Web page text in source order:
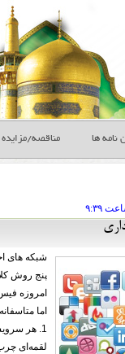
نامه ها مناقصه/مزایده
۹:۳۹
شبکه های
پنج روش
اما
1. هر
لقمه‌ای